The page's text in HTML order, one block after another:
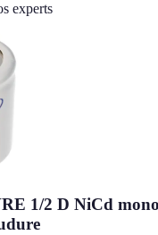
experts
1/2 D NiCd